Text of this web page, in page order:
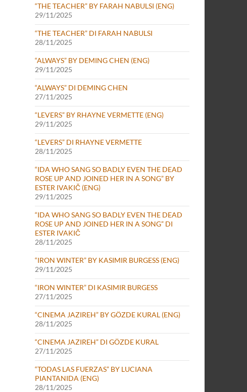
“THE TEACHER” BY FARAH NABULSI (ENG)
29/11/2025
“THE TEACHER” DI FARAH NABULSI
28/11/2025
“ALWAYS” BY DEMING CHEN (ENG)
29/11/2025
“ALWAYS” DI DEMING CHEN
27/11/2025
“LEVERS” BY RHAYNE VERMETTE (ENG)
29/11/2025
“LEVERS” DI RHAYNE VERMETTE
28/11/2025
“IDA WHO SANG SO BADLY EVEN THE DEAD
ROSE UP AND JOINED HER IN A SONG” BY
ESTER IVAKIČ (ENG)
29/11/2025
“IDA WHO SANG SO BADLY EVEN THE DEAD
ROSE UP AND JOINED HER IN A SONG” DI
ESTER IVAKIČ
28/11/2025
“IRON WINTER” BY KASIMIR BURGESS (ENG)
29/11/2025
“IRON WINTER” DI KASIMIR BURGESS
27/11/2025
“CINEMA JAZIREH” BY GÖZDE KURAL (ENG)
28/11/2025
“CINEMA JAZIREH” DI GÖZDE KURAL
27/11/2025
“TODAS LAS FUERZAS” BY LUCIANA
PIANTANIDA (ENG)
28/11/2025